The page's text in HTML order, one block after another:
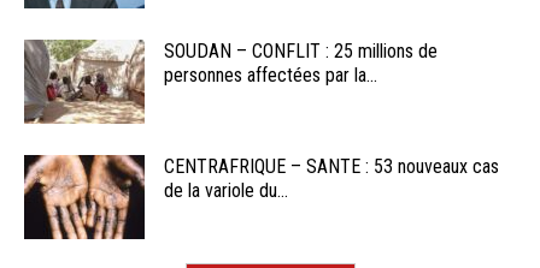
SOUDAN – CONFLIT : 25 millions de
personnes affectées par la...
CENTRAFRIQUE – SANTE : 53 nouveaux cas
de la variole du...